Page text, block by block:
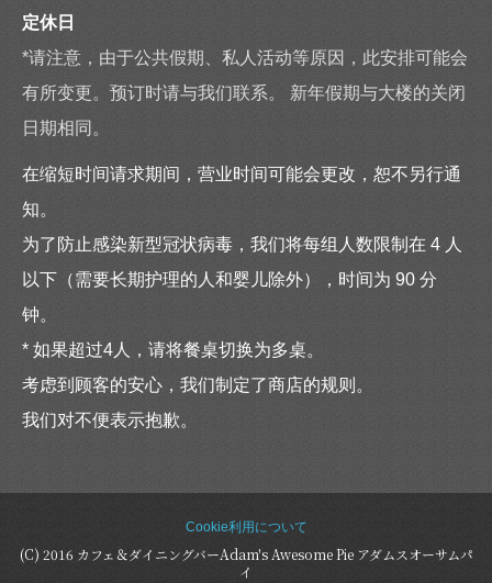
定休日
*请注意，由于公共假期、私人活动等原因，此安排可能会
有所变更。预订时请与我们联系。 新年假期与大楼的关闭
日期相同。
在缩短时间请求期间，营业时间可能会更改，恕不另行通
知。
为了防止感染新型冠状病毒，我们将每组人数限制在 4 人
以下（需要长期护理的人和婴儿除外），时间为 90 分
钟。
* 如果超过4人，请将餐桌切换为多桌。
考虑到顾客的安心，我们制定了商店的规则。
我们对不便表示抱歉。
Cookie利用について
(C) 2016 カフェ＆ダイニングバーAdam's Awesome Pie アダムスオーサムパ
イ